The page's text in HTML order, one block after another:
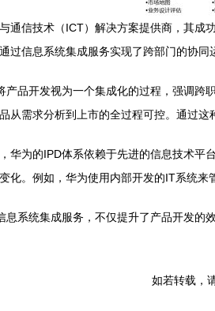
通信技术（ICT）解决方案提供商，其
过信息系统集成服务实现了跨部门的协同
产品开发视为一个集成化的过程，强调
从需求分析到上市的全过程可控。通过
华为的IPD体系依赖于先进的信息技术
化。例如，华为使用内部开发的IT系统来
息系统集成服务，不仅提升了产品开发
如若转载，